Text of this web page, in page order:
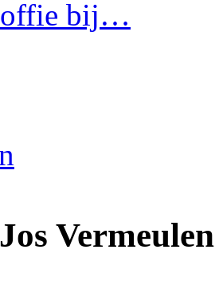
bij…
Vermeulen